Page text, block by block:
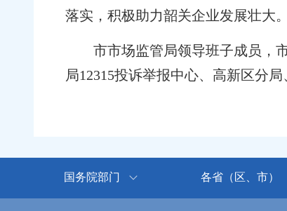
落实，积极助力韶关企业发展壮大。
市市场监管局领导班子成员，
局12315投诉举报中心、高新区分
国务院部门 各省（区、市）